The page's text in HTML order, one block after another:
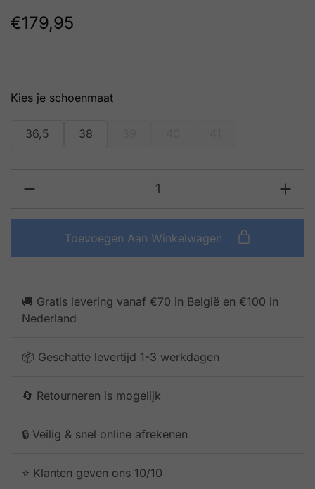
€179,95
schoenmaat
36,5 38
Toevoegen Aan Winkelwagen
🚚 Gratis levering vanaf €70 in België en €100 in
Nederland
📦 Geschatte levertijd 1-3 werkdagen
🔄 Retourneren is mogelijk
🔒 Veilig & snel online afrekenen
⭐️ Klanten geven ons 10/10